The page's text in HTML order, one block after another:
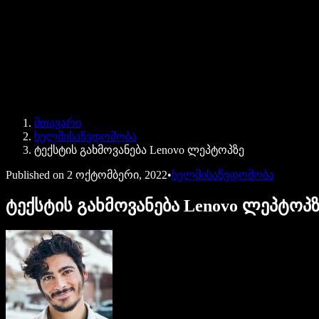
SIMBA ხმოვანი აგენტები
Speechify დეველოპერებისთვის
მთავარი
ხელმისაწვდომობა
ტექსტის გახმოვანება Lenovo ლეპტოპზე
Published on 2 ოქტომბერი, 2022•ხელმისაწვდომობა
ტექსტის გახმოვანება Lenovo